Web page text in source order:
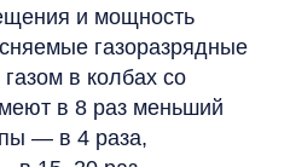
и мощность
газоразрядные
в колбах со
в 8 раз меньший
— в 4 раза,